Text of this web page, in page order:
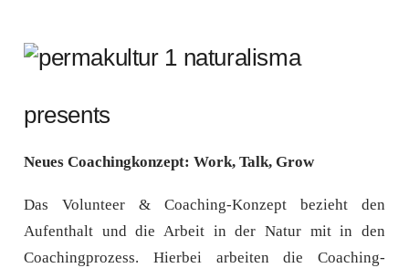
naturalisma
presents
Neues Coachingkonzept: Work, Talk, Grow
Das Volunteer & Coaching-Konzept bezieht den
Aufenthalt und die Arbeit in der Natur mit in den
Coachingprozess. Hierbei arbeiten die Coaching-